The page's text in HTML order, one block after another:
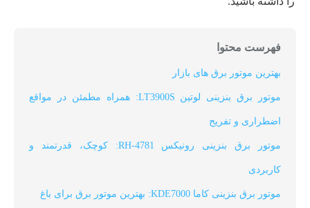
فهرست محتوا
بهترین موتور برق های بازار
موتور برق بنزینی لوتین LT3900S: همراه مطمئن در مواقع
اضطراری و تفریح
موتور برق بنزینی رونیکس RH-4781: کوچک، قدرتمند و
کاربردی
موتور برق بنزینی کاما KDE7000: بهترین موتور برق برای باغ